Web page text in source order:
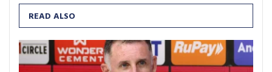
READ ALSO